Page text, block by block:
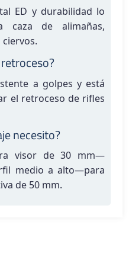
ED y durabilidad lo
caza de alimañas,
a golpes y está
el retroceso de rifles
necesito?
visor de 30 mm—
medio a alto—para
de 50 mm.